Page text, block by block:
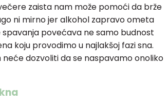
zaista nam može pomoći da brže
ni mirno jer alkohol zapravo ometa
povećava ne samo budnost
koju provodimo u najlakšoj fazi sna.
dozvoliti da se naspavamo onoliko